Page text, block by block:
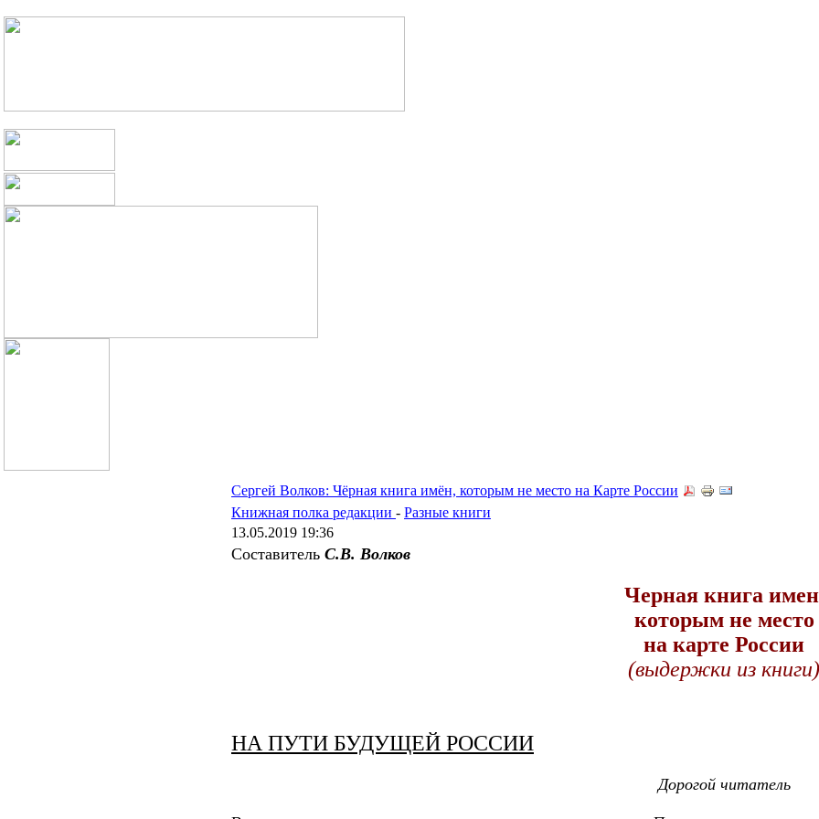
Сергей Волков: Чёрная книга имён, которым не место на Карте России
Книжная полка редакции - Разные книги
13.05.2019 19:36
Составитель С.В. Волков
Черная книга
которым не место
на карте России
(выдержки из книги)
НА ПУТИ БУДУЩЕЙ РОССИИ
Дорогой читатель